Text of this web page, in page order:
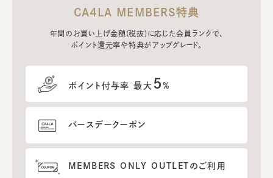
CA4LA MEMBERS特典
年間のお買い上げ金額(税抜)に応じた会員ランクで、
ポイント還元率や特典がアップグレード。
ポイント付与率 最大 5%
バースデークーポン
MEMBERS ONLY OUTLETのご利用